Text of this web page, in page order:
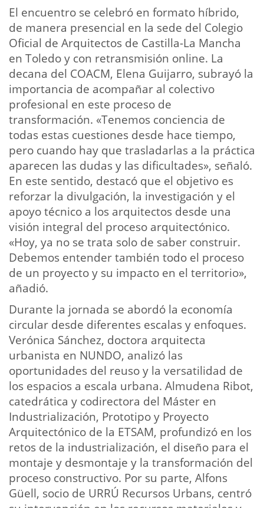
El encuentro se celebró en formato híbrido,
de manera presencial en la sede del Colegio
Oficial de Arquitectos de Castilla-La Mancha
en Toledo y con retransmisión online. La
decana del COACM, Elena Guijarro, subrayó la
importancia de acompañar al colectivo
profesional en este proceso de
transformación. «Tenemos conciencia de
todas estas cuestiones desde hace tiempo,
pero cuando hay que trasladarlas a la práctica
aparecen las dudas y las dificultades», señaló.
En este sentido, destacó que el objetivo es
reforzar la divulgación, la investigación y el
apoyo técnico a los arquitectos desde una
visión integral del proceso arquitectónico.
«Hoy, ya no se trata solo de saber construir.
Debemos entender también todo el proceso
de un proyecto y su impacto en el territorio»,
añadió.
Durante la jornada se abordó la economía
circular desde diferentes escalas y enfoques.
Verónica Sánchez, doctora arquitecta
urbanista en NUNDO, analizó las
oportunidades del reuso y la versatilidad de
los espacios a escala urbana. Almudena Ribot,
catedrática y codirectora del Máster en
Industrialización, Prototipo y Proyecto
Arquitectónico de la ETSAM, profundizó en los
retos de la industrialización, el diseño para el
montaje y desmontaje y la transformación del
proceso constructivo. Por su parte, Alfons
Güell, socio de URRÚ Recursos Urbans, centró